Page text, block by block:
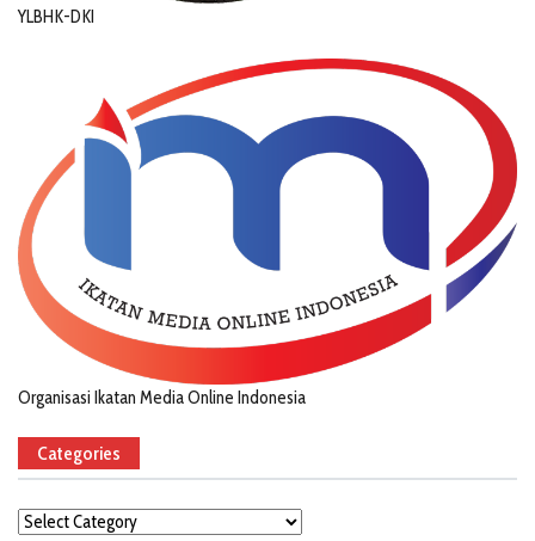
YLBHK-DKI
Organisasi Ikatan Media Online Indonesia
Categories
Categories